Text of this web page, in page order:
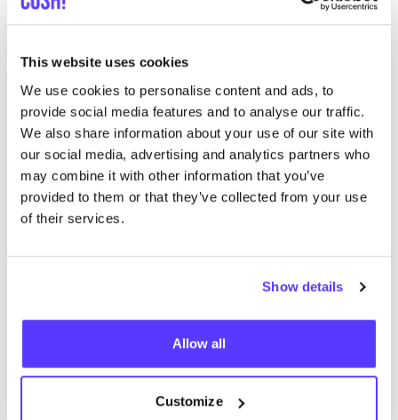
This website uses cookies
We use cookies to personalise content and ads, to
provide social media features and to analyse our traffic.
We also share information about your use of our site with
our social media, advertising and analytics partners who
may combine it with other information that you’ve
provided to them or that they’ve collected from your use
of their services.
Show details
Allow all
Customize